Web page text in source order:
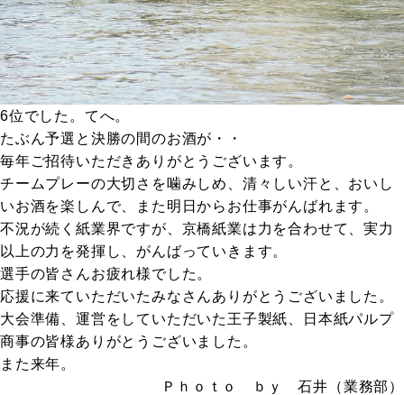
6位でした。てへ。
たぶん予選と決勝の間のお酒が・・
毎年ご招待いただきありがとうございます。
チームプレーの大切さを噛みしめ、清々しい汗と、おいし
いお酒を楽しんで、また明日からお仕事がんばれます。
不況が続く紙業界ですが、京橋紙業は力を合わせて、実力
以上の力を発揮し、がんばっていきます。
選手の皆さんお疲れ様でした。
応援に来ていただいたみなさんありがとうございました。
大会準備、運営をしていただいた王子製紙、日本紙パルプ
商事の皆様ありがとうございました。
また来年。
Ｐｈｏｔｏ ｂｙ 石井（業務部）